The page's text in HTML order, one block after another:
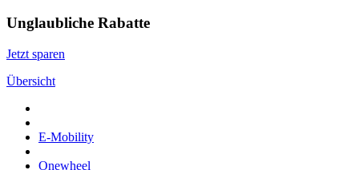
Unglaubliche Rabatte
Jetzt sparen
Übersicht
E-Mobility
Onewheel